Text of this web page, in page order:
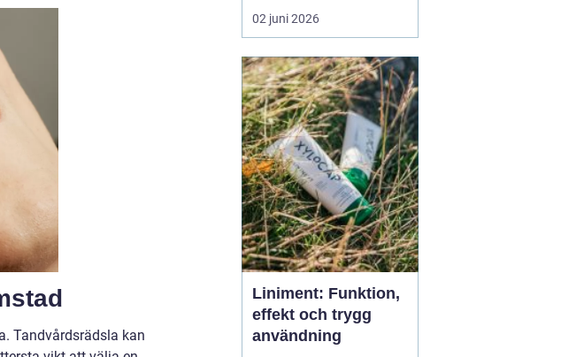
Tandvårdsrädsla kan
och avslappnat
sinnestillstånd för att
undermedvetna. Genom
att kombinera
samtalsterapi med
hypnos kan människor
förändra reaktioner,
känslor och beteenden
som läng...
02 juni 2026
Liniment: Funktion,
effekt och trygg
användning